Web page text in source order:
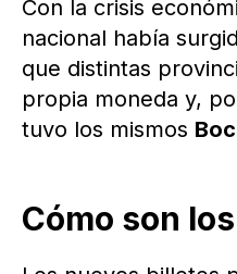
Con la crisis
nacional había
que distintas
propia moneda y,
tuvo los mismos
Cómo son